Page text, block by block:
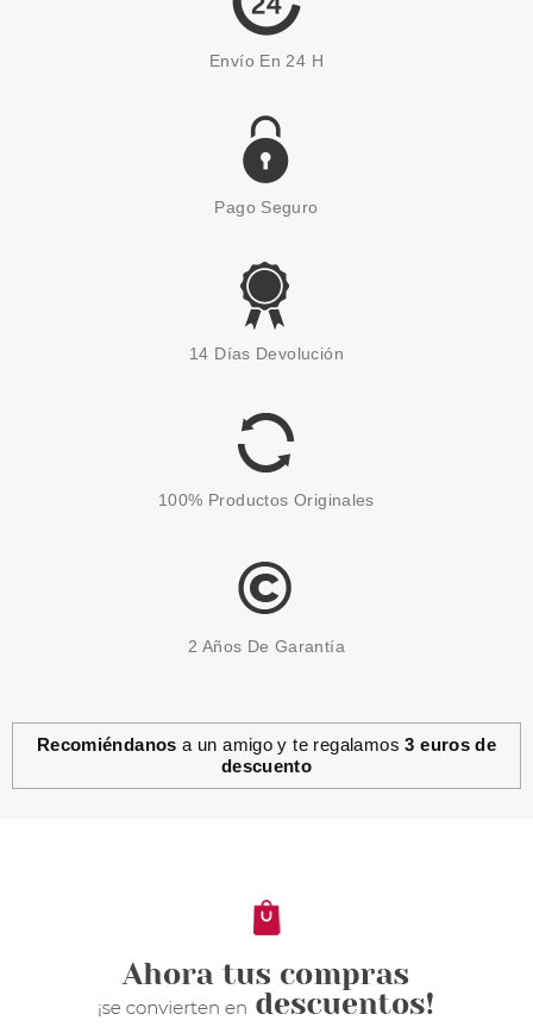
Envío En 24 H
Pago Seguro
14 Días Devolución
100% Productos Originales
2 Años De Garantía
Recomiéndanos a un amigo y te regalamos3 euros de
descuento